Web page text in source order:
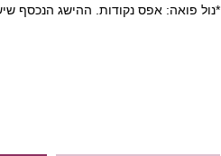
*נול פואה: אפס נקודות. ההישג הנכסף